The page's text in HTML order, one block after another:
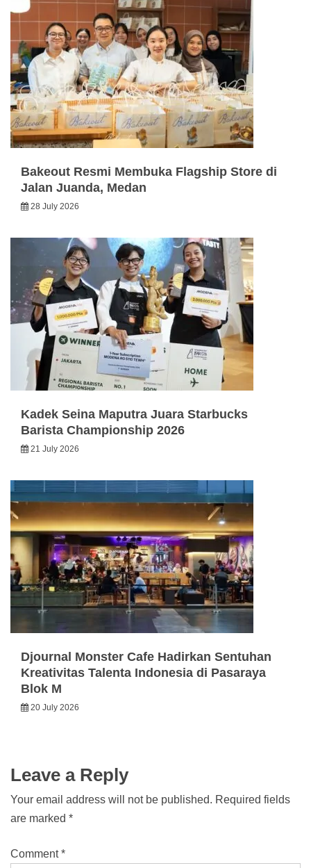
Bakeout Resmi Membuka Flagship Store di
Jalan Juanda, Medan
28 July 2026
Kadek Seina Maputra Juara Starbucks
Barista Championship 2026
21 July 2026
Djournal Monster Cafe Hadirkan Sentuhan
Kreativitas Talenta Indonesia di Pasaraya
Blok M
20 July 2026
Leave a Reply
Your email address will not be published. Required fields
are marked *
Comment*